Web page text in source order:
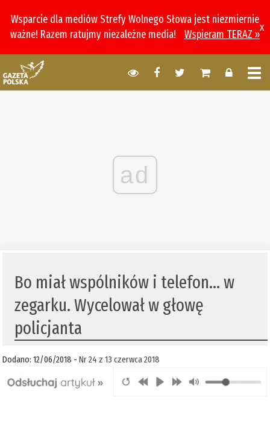
Wsparcie dla mediów Strefy Wolnego Słowa jest niezmiernie
ważne! Razem ratujmy niezależne media!
Wspieram TERAZ »
x
ad
Bo miał wspólników i telefon... w
zegarku. Wycelował w głowę
policjanta
Dodano: 12/06/2018 -Nr 24 z 13 czerwca 2018